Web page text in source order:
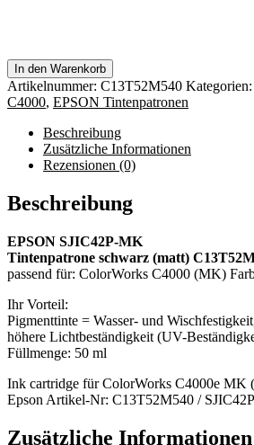
In den Warenkorb
Artikelnummer: C13T52M540 Kategorien:
C4000, EPSON Tintenpatronen
Beschreibung
Zusätzliche Informationen
Rezensionen (0)
Beschreibung
EPSON SJIC42P-MK
Tintenpatrone schwarz (matt)
passend für: ColorWorks C4000 (MK)
Ihr Vorteil:
Pigmenttinte = Wasser- und
höhere Lichtbeständigkeit (UV-
Füllmenge: 50 ml
Ink cartridge für ColorWorks C4000e MK
Epson Artikel-Nr: C13T52M540 /
Zusätzliche Informationen